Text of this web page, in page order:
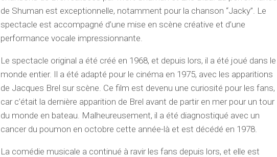
de Shuman est exceptionnelle, notamment pour la chanson “Jacky”. Le
spectacle est accompagné d’une mise en scène créative et d’une
performance vocale impressionnante.
Le spectacle original a été créé en 1968, et depuis lors, il a été joué dans le
monde entier. Il a été adapté pour le cinéma en 1975, avec les apparitions
de Jacques Brel sur scène. Ce film est devenu une curiosité pour les fans,
car c’était la dernière apparition de Brel avant de partir en mer pour un tour
du monde en bateau. Malheureusement, il a été diagnostiqué avec un
cancer du poumon en octobre cette année-là et est décédé en 1978.
La comédie musicale a continué à ravir les fans depuis lors, et elle est